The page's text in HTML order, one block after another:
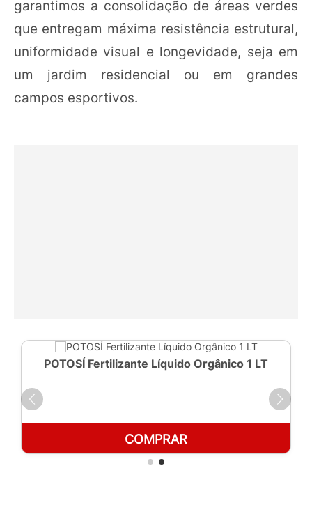
garantimos a consolidação de áreas verdes
que entregam máxima resistência estrutural,
uniformidade visual e longevidade, seja em
um jardim residencial ou em grandes
campos esportivos.
POTOSÍ Fertilizante Líquido Orgânico 1 LT
COMPRAR